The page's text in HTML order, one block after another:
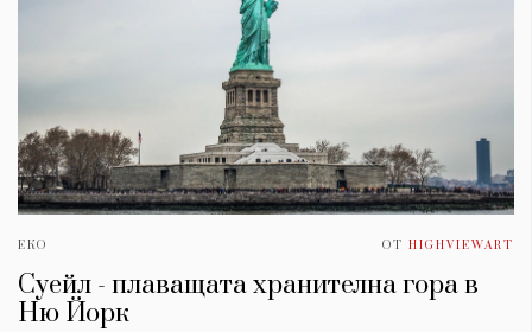
ЕКО ОТ HIGHVIEWART
Суейл - плаващата хранителна гора в
Ню Йорк